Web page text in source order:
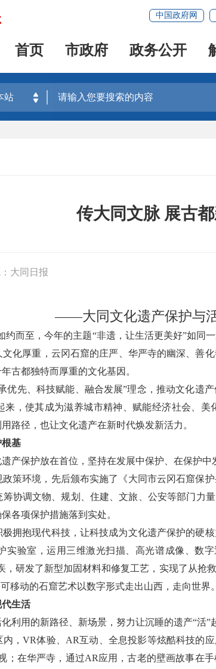
中国政府网
首页 市政府 政务公开
站
传大同文脉 展古
大同日报
——大同文化遗产保护与
约而至，今年的主题“非遗，让生活更美好”如
化厚重，云冈石窟的庄严、华严寺的幽深、善
古都独特而厚重的文化基因。
优先、科技赋能、融合发展”理念，推动文化遗
，使其成为滋养城市精神、赋能经济社会、
路径，也让文化遗产在新时代焕发新活力。
基
产保护放在首位，坚持在发展中保护、在保护
策环境，先后颁布实施了《大同市云冈石窟保
协调文物、规划、住建、文旅、公安等部门力
各项保护措施落到实处。
拥抱现代科技，让科技成为文化遗产保护的硬
实验室，运用三维激光扫描、高光谱成像、数
，研发了新型加固材料和修复工艺，实现了从抢
移动的石窟艺术以数字形式走出山西，走向世界。
生活
利用的新路径、新场景，努力让沉睡的遗产“活”
，VR体验、AR互动、全息投影等炫酷科技的
；在华严寺，通过AR应用，古老的壁画故事在